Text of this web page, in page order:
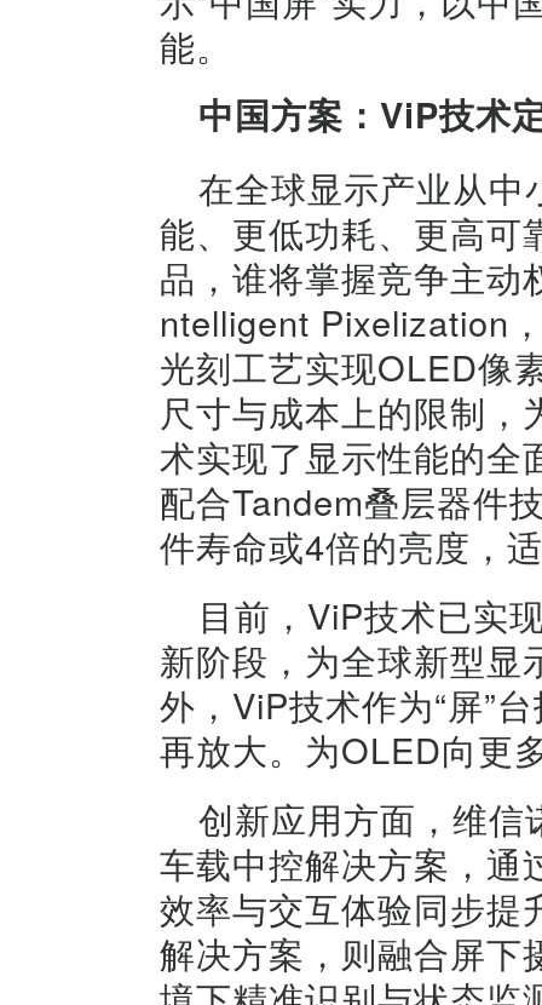
能。
中国方案：ViP技术
在全球显示产业从中
能、更低功耗、更高可
品，谁将掌握竞争主
ntelligent Pixelization
光刻工艺实现OLED像
尺寸与成本上的限制
术实现了显示性能的全
配合Tandem叠层器件
件寿命或4倍的亮度，
目前，ViP技术已实
新阶段，为全球新型显
外，ViP技术作为“屏”
再放大。为OLED向更
创新应用方面，维
车载中控解决方案，通
效率与交互体验同步提
解决方案，则融合屏下